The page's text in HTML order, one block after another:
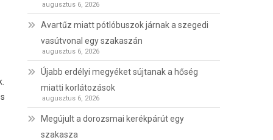
augusztus 6, 2026
Avartűz miatt pótlóbuszok járnak a szegedi
vasútvonal egy szakaszán
augusztus 6, 2026
Újabb erdélyi megyéket sújtanak a hőség
miatti korlátozások
augusztus 6, 2026
Megújult a dorozsmai kerékpárút egy
szakasza